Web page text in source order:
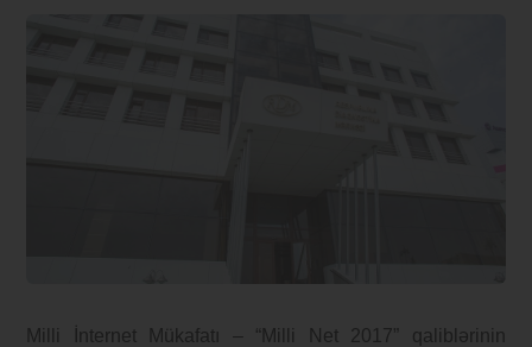
Milli İnternet Mükafatı – “Milli Net 2017” qaliblərinin